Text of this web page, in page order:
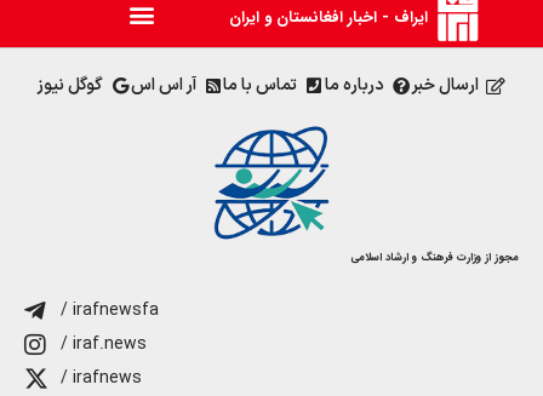
ایراف - اخبار افغانستان و ایران
ارسال خبر درباره ما تماس با ما آر اس اس گوگل نیوز
مجوز از وزارت فرهنگ و ارشاد اسلامی
/ irafnewsfa
/ iraf.news
/ irafnews